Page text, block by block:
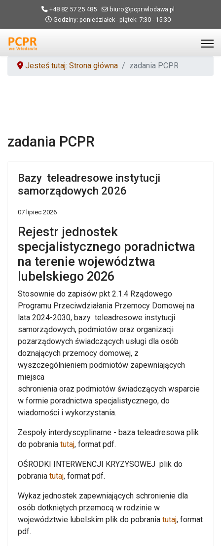
+48 82 57 25 485
biuro@pcpr.wlodawa.pl
Godziny: poniedziałek - piątek: 7:30 - 15:30
Jesteś tutaj: Strona główna zadania PCPR
zadania PCPR
Bazy teleadresowe instytucji
samorządowych 2026
07 lipiec 2026
Rejestr jednostek
specjalistycznego poradnictwa
na terenie województwa
lubelskiego 2026
Stosownie do zapisów pkt 2.1.4 Rządowego
Programu Przeciwdziałania Przemocy Domowej na
lata 2024-2030, bazy teleadresowe instytucji
samorządowych, podmiotów oraz organizacji
pozarządowych świadczących usługi dla osób
doznających przemocy domowej, z
wyszczególnieniem podmiotów zapewniających
miejsca
schronienia oraz podmiotów świadczących wsparcie
w formie poradnictwa specjalistycznego, do
wiadomości i wykorzystania.
Zespoły interdyscyplinarne - baza teleadresowa plik
do pobrania tutaj, format pdf.
OŚRODKI INTERWENCJI KRYZYSOWEJ plik do
pobrania tutaj, format pdf.
Wykaz jednostek zapewniających schronienie dla
osób dotkniętych przemocą w rodzinie w
województwie lubelskim plik do pobrania tutaj, format
pdf.